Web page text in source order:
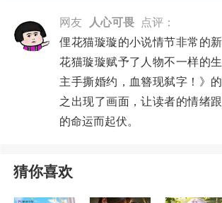
网友 人心可畏
点评：
俚花猫璇璇的小说情节非常的
花猫璇璇赋予了人物不一样的
主手撕婚约，血簪现弑字！》
之出现了画面，让读者的情绪
的命运而起伏。
猜你喜欢